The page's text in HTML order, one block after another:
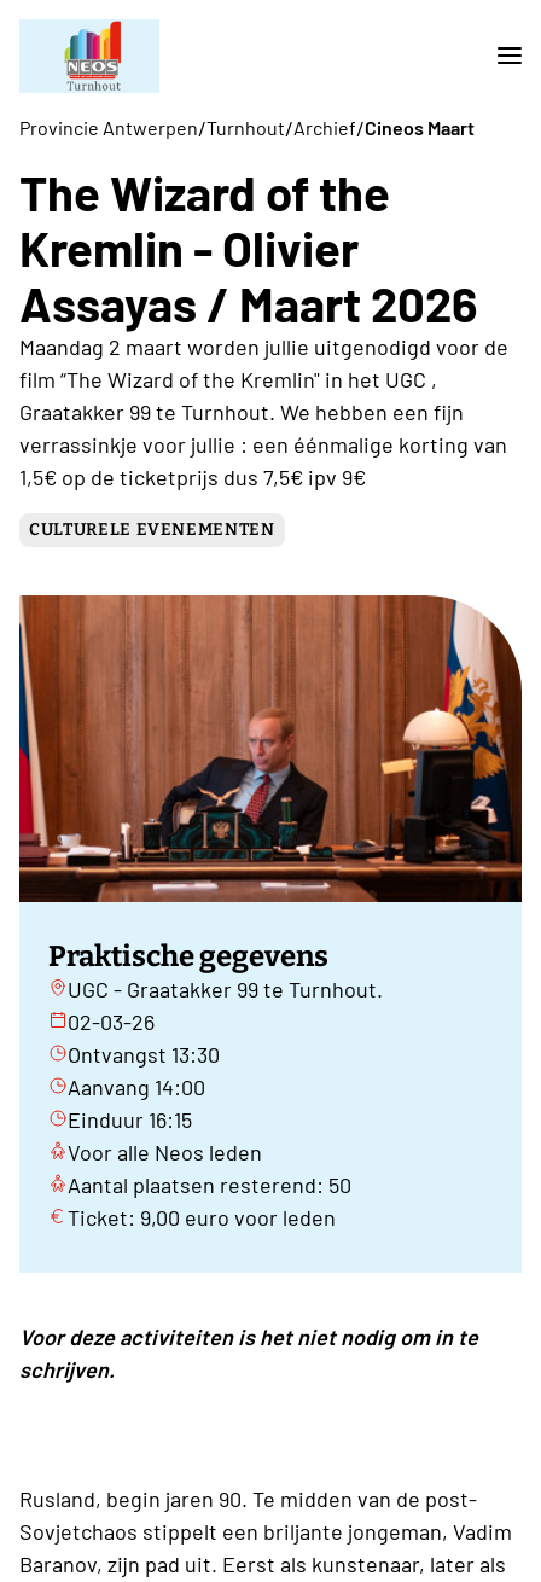
Provincie Antwerpen/Turnhout/Archief/Cineos Maart
The Wizard of the
Kremlin - Olivier
Assayas / Maart 2026
Maandag 2 maart worden jullie uitgenodigd voor de
film “The Wizard of the Kremlin" in het UGC ,
Graatakker 99 te Turnhout. We hebben een fijn
verrassinkje voor jullie : een éénmalige korting van
1,5€ op de ticketprijs dus 7,5€ ipv 9€
CULTURELE EVENEMENTEN
Praktische gegevens
UGC - Graatakker 99 te Turnhout.
02-03-26
Ontvangst 13:30
Aanvang 14:00
Einduur 16:15
Voor alle Neos leden
Aantal plaatsen resterend: 50
Ticket: 9,00 euro voor leden
Voor deze activiteiten is het niet nodig om in te
schrijven.
Rusland, begin jaren 90. Te midden van de post-
Sovjetchaos stippelt een briljante jongeman, Vadim
Baranov, zijn pad uit. Eerst als kunstenaar, later als